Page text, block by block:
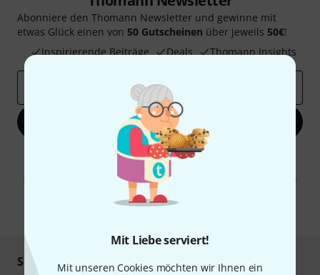
Mit Liebe serviert!
Mit unseren Cookies möchten wir Ihnen ein
Abonniere den Thomann Newsletter und gewinne mit
etwas Glück einen von 50 Gutscheinen über jeweils 50€!
Inspirierende Beiträge
Deals Thomann Insights
Jetzt anmelden
Mit Klick auf „Jetzt anmelden“ stimmen Sie dem Erhalt von E-Mail-
Werbung und einer Messung des E-Mail-Nutzungsverhaltens zu. Die
Abmeldung ist jederzeit möglich. Weitere Informationen finden Sie in
unserenDatenschutzhinweisen
Sicher einkaufen & bezahlen